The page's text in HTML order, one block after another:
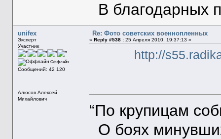
В благодарных
unifex
Эксперт
Участник
Оффлайн
Сообщений: 42 120
Алюсов Алексей
Михайлович
Re: Фото советских военнопленных
« Reply #538 :25 Апреля 2010, 19:37:13 »
http://
“По крупицам
О боях